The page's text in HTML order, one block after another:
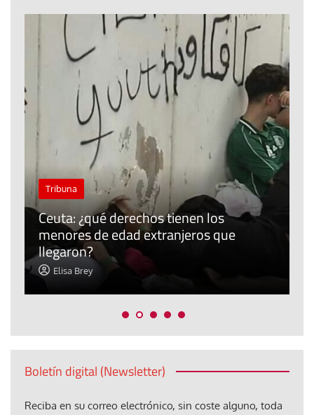
Tribuna
Ceuta: ¿qué derechos tienen los
menores de edad extranjeros que
llegaron?
Elisa Brey
Boletín digital (Newsletter)
Reciba en su correo electrónico, sin coste alguno, toda